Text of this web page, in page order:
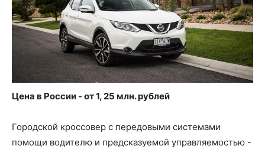
Цена в России - от 1, 25 млн. рублей
Городской кроссовер с передовыми системами
помощи водителю и предсказуемой управляемостью -